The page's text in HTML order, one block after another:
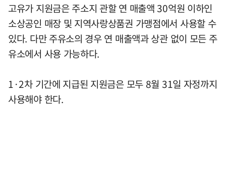
고유가 지원금은 주소지 관할 연 매출액 30억원 이하인
소상공인 매장 및 지역사랑상품권 가맹점에서 사용할 수
있다. 다만 주유소의 경우 연 매출액과 상관 없이 모든 주
유소에서 사용 가능하다.
1·2차 기간에 지급된 지원금은 모두 8월 31일 자정까지
사용해야 한다.